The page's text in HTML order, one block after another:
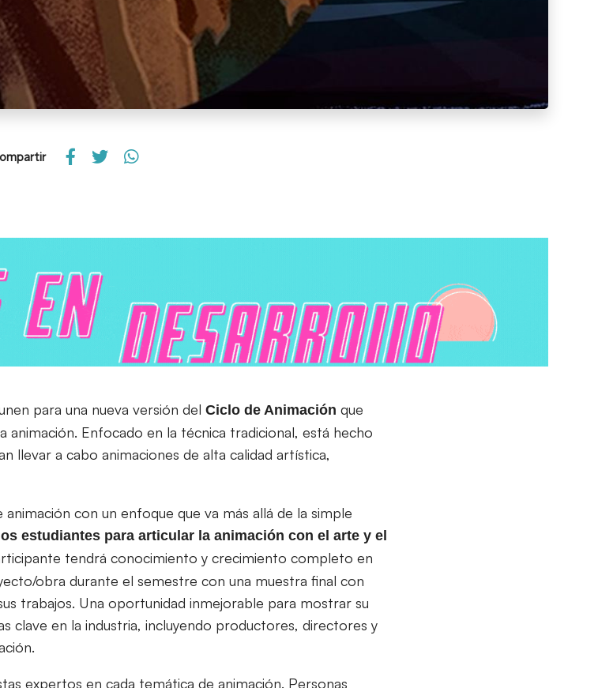
para una nueva versión del Ciclo de Animación que
Enfocado en la técnica tradicional, está hecho
llevar a cabo animaciones de alta calidad artística,
con un enfoque que va más allá de la simple
estudiantes para articular la animación con el arte y el
tendrá conocimiento y crecimiento completo en
obra durante el semestre con una muestra final con
trabajos. Una oportunidad inmejorable para mostrar su
clave en la industria, incluyendo productores, directores y
expertos en cada temática de animación. Personas